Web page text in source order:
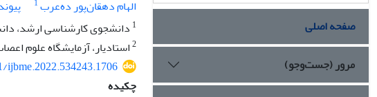
الهام دهقان‌پور ده‌عرب
1 دانشجوی کارشناسی ارشد،
2استادیار، آزمایشگاه علوم
چکیده
صفحه اصلی
مرور (جست‌وجو)